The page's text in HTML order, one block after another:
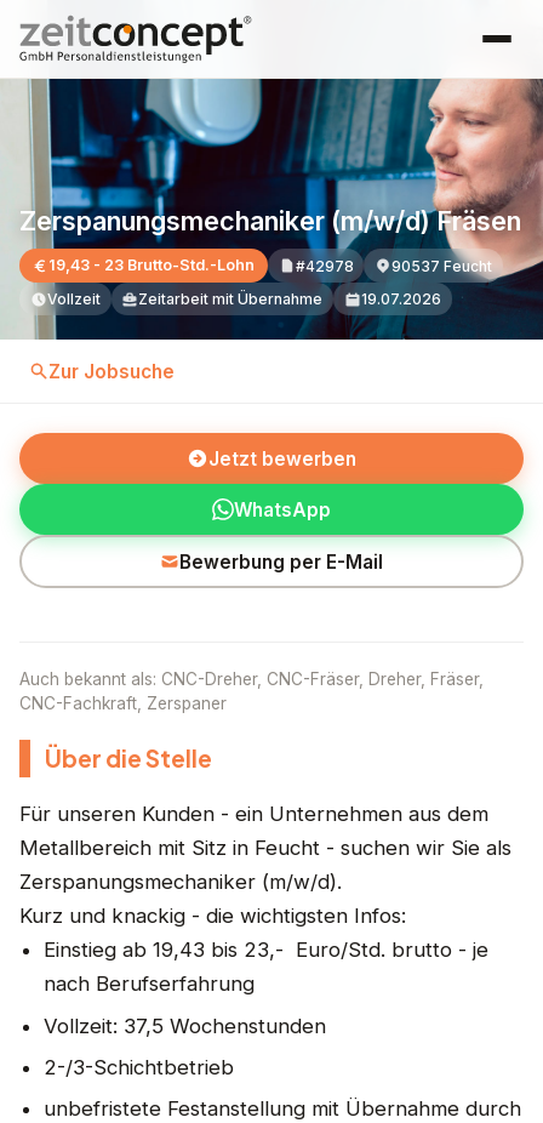
Zerspanungsmechaniker (m/w/d) Fräsen
19,43 - 23 Brutto-Std.-Lohn #42978
90537 Feucht
Vollzeit
Zeitarbeit mit Übernahme 19.07.2026
Zur Jobsuche
Jetzt bewerben
WhatsApp
Bewerbung per E-Mail
Auch bekannt als: CNC-Dreher, CNC-Fräser, Dreher, Fräser,
CNC-Fachkraft, Zerspaner
Über die Stelle
Für unseren Kunden - ein Unternehmen aus dem
Metallbereich mit Sitz in Feucht - suchen wir Sie als
Zerspanungsmechaniker (m/w/d).
Kurz und knackig - die wichtigsten Infos:
Einstieg ab 19,43 bis 23,- Euro/Std. brutto - je
nach Berufserfahrung
Vollzeit: 37,5 Wochenstunden
2-/3-Schichtbetrieb
unbefristete Festanstellung mit Übernahme durch